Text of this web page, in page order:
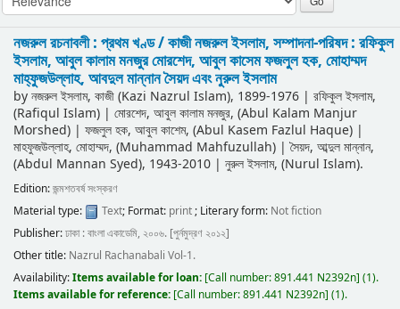
নজরুল রচনাবলী : প্রথম খণ্ড /কাজী নজরুল ইসলাম, সম্পাদনা-পরিষদ : রফিকুল
ইসলাম, আবুল কালাম মনজুর মোরশেদ, আবুল কাসেম ফজলুল হক, মোহাম্মদ
মাহ্‌ফুজউল্লাহ, আবদুল মান্নান সৈয়দ এবং নুরুল ইসলাম
byনজরুল ইসলাম, কাজী (Kazi Nazrul Islam), 1899-1976| রফিকুল ইসলাম,
(Rafiqul Islam)| মোরশেদ, আবুল কালাম মনজুর, (Abul Kalam Manjur
Morshed)| ফজলুল হক, আবুল কাশেম, (Abul Kasem Fazlul Haque)|
মাহফুজউল্লাহ, মোহাম্মদ, (Muhammad Mahfuzullah)|সৈয়দ, আব্দুল মান্নান,
(Abdul Mannan Syed), 1943-2010| নুরুল ইসলাম, (Nurul Islam).
Edition:জন্মশতবর্ষ সংস্করণ
Material type:
Text; Format: print; Literary form: Not fiction
Publisher:ঢাকা : বাংলা একাডেমি, ২০০৬. [পুর্নমুদ্রণ ২০১২]
Other title: Nazrul Rachanabali Vol-1.
Availability:Items available for loan: [Call number:891.441 N2392n] (1).
Items available for reference: [Call number:891.441 N2392n] (1).